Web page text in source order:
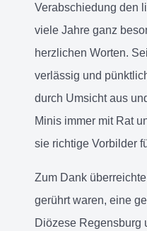
Verabschiedung den
viele Jahre ganz
herzlichen Worten.
verlässig und
durch Umsicht aus
Minis immer mit Rat
sie richtige Vorbilder
Zum Dank
gerührt waren, eine
Diözese Regensburg